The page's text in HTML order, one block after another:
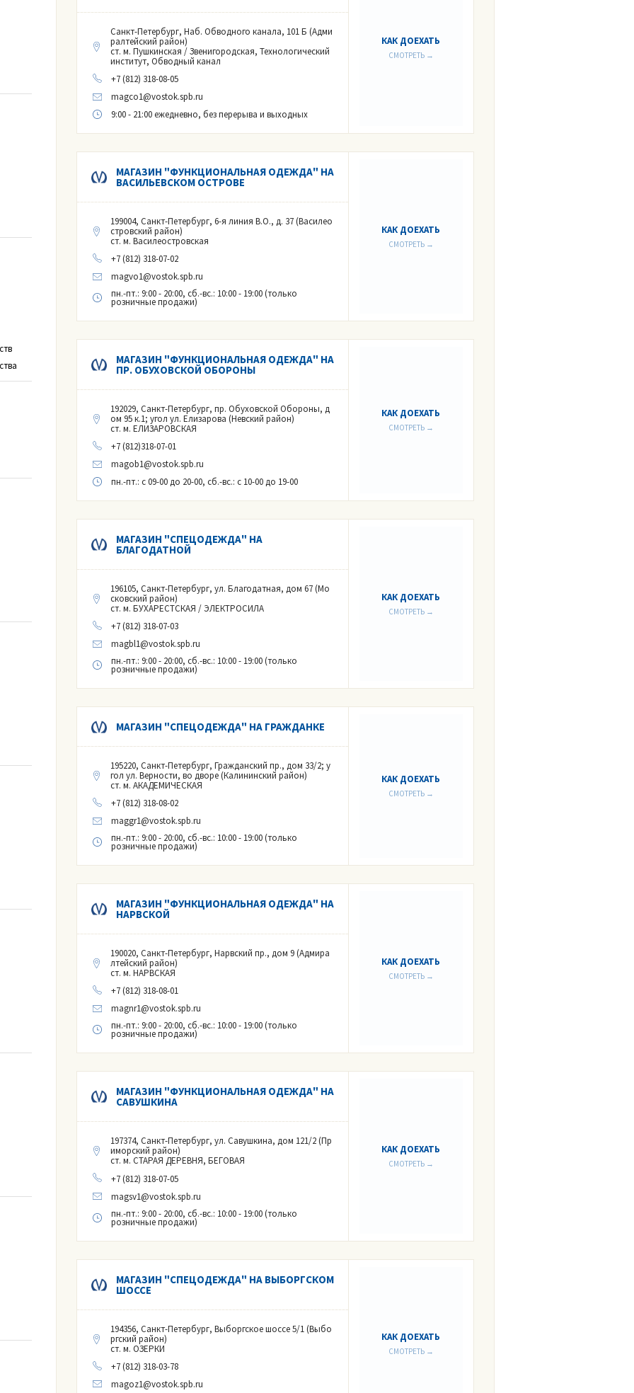
Санкт-Петербург, Наб. Обводного канала, 101 Б (Адми
ралтейский район)
ст. м. Пушкинская / Звенигородская, Технологический
институт, Обводный канал
+7 (812) 318-08-05
magco1@vostok.spb.ru
9:00 - 21:00 ежедневно, без перерыва и выходных
КАК ДОЕХАТЬ
СМОТРЕТЬ →
МАГАЗИН "ФУНКЦИОНАЛЬНАЯ ОДЕЖДА" НА
ВАСИЛЬЕВСКОМ ОСТРОВЕ
199004, Санкт-Петербург, 6-я линия В.О., д. 37 (Василео
стровский район)
ст. м. Василеостровская
+7 (812) 318-07-02
magvo1@vostok.spb.ru
пн.-пт.: 9:00 - 20:00, сб.-вс.: 10:00 - 19:00 (только
розничные продажи)
КАК ДОЕХАТЬ
СМОТРЕТЬ →
МАГАЗИН "ФУНКЦИОНАЛЬНАЯ ОДЕЖДА" НА
ПР. ОБУХОВСКОЙ ОБОРОНЫ
192029, Санкт-Петербург, пр. Обуховской Обороны, д
ом 95 к.1; угол ул. Елизарова (Невский район)
ст. м. ЕЛИЗАРОВСКАЯ
+7 (812)318-07-01
magob1@vostok.spb.ru
пн.-пт.: с 09-00 до 20-00, сб.-вс.: с 10-00 до 19-00
КАК ДОЕХАТЬ
СМОТРЕТЬ →
МАГАЗИН "СПЕЦОДЕЖДА" НА
БЛАГОДАТНОЙ
196105, Санкт-Петербург, ул. Благодатная, дом 67 (Мо
сковский район)
ст. м. БУХАРЕСТСКАЯ / ЭЛЕКТРОСИЛА
+7 (812) 318-07-03
magbl1@vostok.spb.ru
пн.-пт.: 9:00 - 20:00, сб.-вс.: 10:00 - 19:00 (только
розничные продажи)
КАК ДОЕХАТЬ
СМОТРЕТЬ →
МАГАЗИН "СПЕЦОДЕЖДА" НА ГРАЖДАНКЕ
195220, Санкт-Петербург, Гражданский пр., дом 33/2; у
гол ул. Верности, во дворе (Калининский район)
ст. м. АКАДЕМИЧЕСКАЯ
+7 (812) 318-08-02
maggr1@vostok.spb.ru
пн.-пт.: 9:00 - 20:00, сб.-вс.: 10:00 - 19:00 (только
розничные продажи)
КАК ДОЕХАТЬ
СМОТРЕТЬ →
МАГАЗИН "ФУНКЦИОНАЛЬНАЯ ОДЕЖДА" НА
НАРВСКОЙ
190020, Санкт-Петербург, Нарвский пр., дом 9 (Адмира
лтейский район)
ст. м. НАРВСКАЯ
+7 (812) 318-08-01
magnr1@vostok.spb.ru
пн.-пт.: 9:00 - 20:00, сб.-вс.: 10:00 - 19:00 (только
розничные продажи)
КАК ДОЕХАТЬ
СМОТРЕТЬ →
МАГАЗИН "ФУНКЦИОНАЛЬНАЯ ОДЕЖДА" НА
САВУШКИНА
197374, Санкт-Петербург, ул. Савушкина, дом 121/2 (Пр
иморский район)
ст. м. СТАРАЯ ДЕРЕВНЯ, БЕГОВАЯ
+7 (812) 318-07-05
magsv1@vostok.spb.ru
пн.-пт.: 9:00 - 20:00, сб.-вс.: 10:00 - 19:00 (только
розничные продажи)
КАК ДОЕХАТЬ
СМОТРЕТЬ →
МАГАЗИН "СПЕЦОДЕЖДА" НА ВЫБОРГСКОМ
ШОССЕ
194356, Санкт-Петербург, Выборгское шоссе 5/1 (Выбо
ргский район)
ст. м. ОЗЕРКИ
+7 (812) 318-03-78
magoz1@vostok.spb.ru
КАК ДОЕХАТЬ
СМОТРЕТЬ →
фракций
напряжения
50 %
80 %
20 %
20% (по гидроокиси натрия 40%)
%